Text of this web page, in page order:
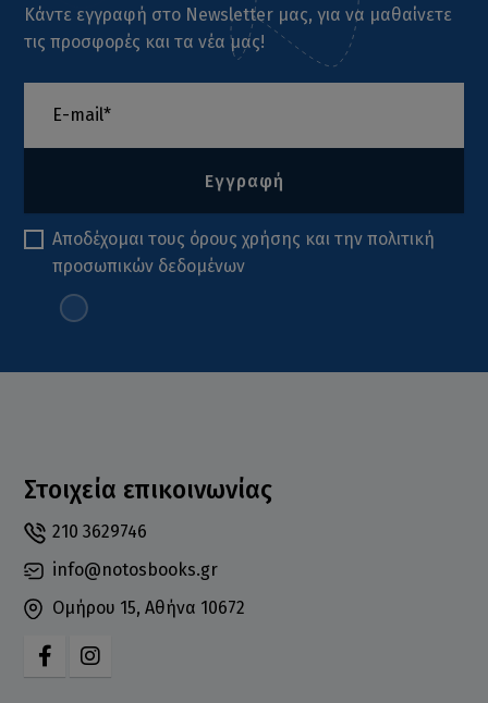
Κάντε εγγραφή στο Newsletter μας, για να μαθαίνετε
τις προσφορές και τα νέα μας!
Εγγραφή
Αποδέχομαι τους όρους χρήσης και τηνπολιτική
προσωπικών δεδομένων
Στοιχεία επικοινωνίας
210 3629746
info@notosbooks.gr
Ομήρου 15, Αθήνα 10672